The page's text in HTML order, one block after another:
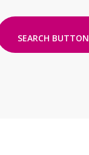
SEARCH BUTTON